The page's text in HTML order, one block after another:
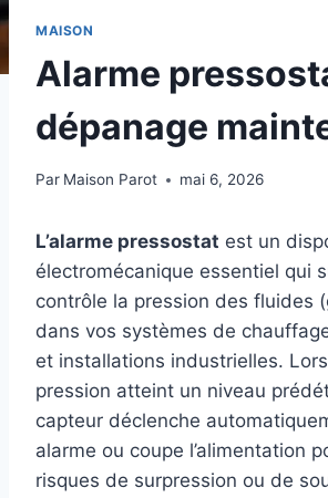
MAISON
Alarme
dépanage
Par Maison Parot mai 6, 2026
L’alarme pressostat est un
électromécanique essentiel qui
contrôle la pression des fluides
dans vos systèmes de
et installations industrielles.
pression atteint un niveau
capteur déclenche
alarme ou coupe l’alimentation
risques de surpression ou de